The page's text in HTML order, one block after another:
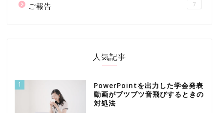
ご報告 7
人気記事
1
PowerPointを出力した学会発表
動画がブツブツ音飛びするときの
対処法